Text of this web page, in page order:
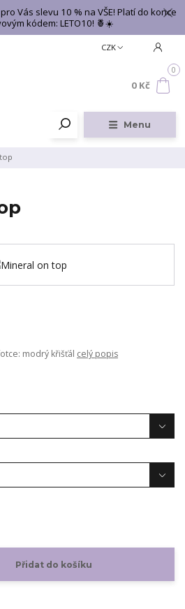
Vás slevu 10 % na VŠE! Platí do konce
kódem: LETO10! 🍍☀️
Menu
CZK
0
0 Kč
modrý křišťál celý popis
Přidat do košíku